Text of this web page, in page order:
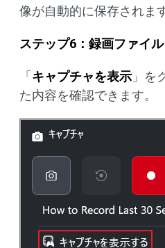
像が自動的に保存されます
ステップ6：録画ファイ
「キャプチャを表示 」を
た内容を確認できます。